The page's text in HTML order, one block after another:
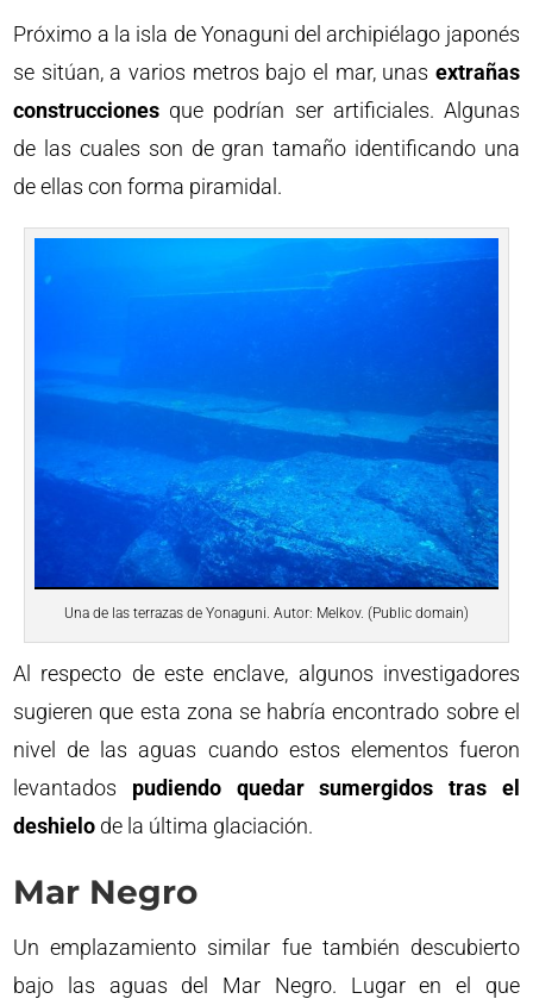
Próximo a la isla de Yonaguni del archipiélago japonés
se sitúan, a varios metros bajo el mar, unas extrañas
construcciones que podrían ser artificiales. Algunas
de las cuales son de gran tamaño identificando una
de ellas con forma piramidal.
Una de las terrazas de Yonaguni. Autor: Melkov. (Public domain)
Al respecto de este enclave, algunos investigadores
sugieren que esta zona se habría encontrado sobre el
nivel de las aguas cuando estos elementos fueron
levantados pudiendo quedar sumergidos tras el
deshielo de la última glaciación.
Mar Negro
Un emplazamiento similar fue también descubierto
bajo las aguas del Mar Negro. Lugar en el que